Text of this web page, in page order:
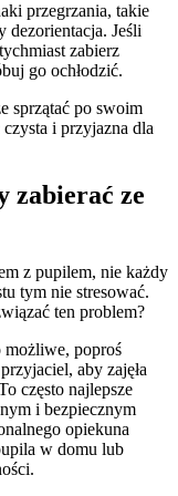
przegrzania, takie
dezorientacja. Jeśli
zabierz
go ochłodzić.
sprzątać po swoim
i przyjazna dla
zabierać ze
z pupilem, nie każdy
tym nie stresować.
ten problem?
możliwe, poproś
aby zajęła
często najlepsze
i bezpiecznym
opiekuna
w domu lub